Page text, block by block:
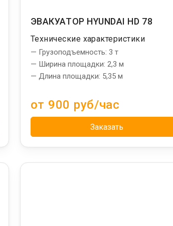
ЭВАКУАТОР HYUNDAI HD 78
Технические характеристики
— Грузоподъемность: 3 т
— Ширина площадки: 2,3 м
— Длина площадки: 5,35 м
от 900 руб/час
Заказать